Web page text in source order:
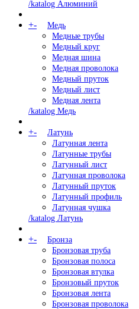
/katalog Алюминий
+-
Медь
Медные трубы
Медный круг
Медная шина
Медная проволока
Медный пруток
Медный лист
Медная лента
/katalog Медь
+-
Латунь
Латунная лента
Латунные трубы
Латунный лист
Латунная проволока
Латунный пруток
Латунный профиль
Латунная чушка
/katalog Латунь
+-
Бронза
Бронзовая труба
Бронзовая полоса
Бронзовая втулка
Бронзовый пруток
Бронзовая лента
Бронзовая проволока